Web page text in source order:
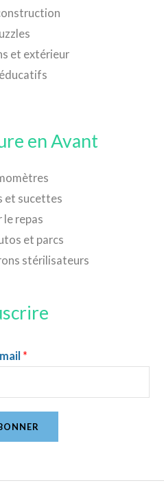
et extérieur
en Avant
et sucettes
le repas
et parcs
stérilisateurs
*